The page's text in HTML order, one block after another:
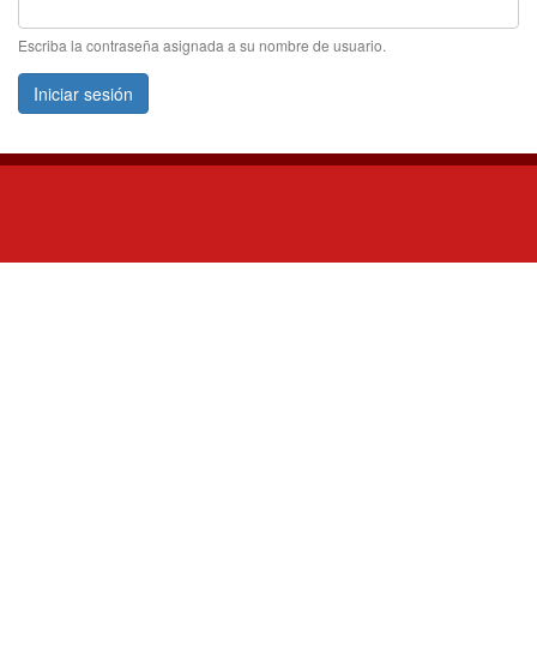
Escriba la contraseña asignada a su nombre de usuario.
Iniciar sesión